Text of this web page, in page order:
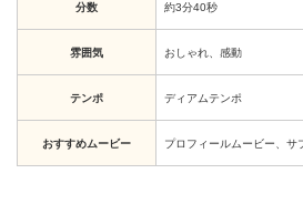
分数 約3分40秒
雰囲気 おしゃれ、感動
テンポ ディアムテンポ
おすすめムービー プロフィールムービー、サ